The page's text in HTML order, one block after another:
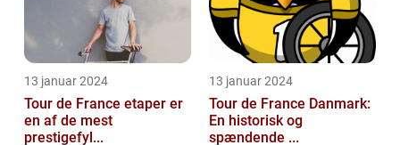
13 januar 2024
Tour de France etaper er
en af de mest
prestigefyl...
13 januar 2024
Tour de France Danmark:
En historisk og
spændende ...